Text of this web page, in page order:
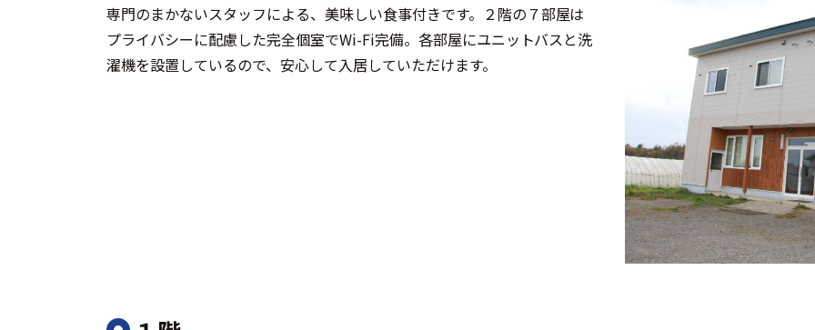
専門のまかないスタッフによる、美味しい食事付きです。２階の７部屋は
プライバシーに配慮した完全個室でWi-Fi完備。各部屋にユニットバスと洗
濯機を設置しているので、安心して入居していただけます。